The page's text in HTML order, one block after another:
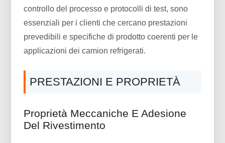
controllo del processo e protocolli di test, sono
essenziali per i clienti che cercano prestazioni
prevedibili e specifiche di prodotto coerenti per le
applicazioni dei camion refrigerati.
PRESTAZIONI E PROPRIETÀ
Proprietà Meccaniche E Adesione
Del Rivestimento